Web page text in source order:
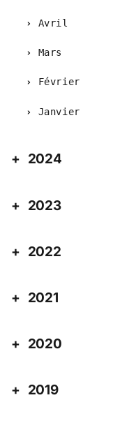
Avril
Mars
Février
Janvier
2024
2023
2022
2021
2020
2019